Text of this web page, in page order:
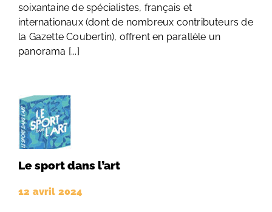
soixantaine de spécialistes, français et
internationaux (dont de nombreux contributeurs de
la Gazette Coubertin), offrent en parallèle un
panorama [...]
Le sport dans l’art
12 avril 2024